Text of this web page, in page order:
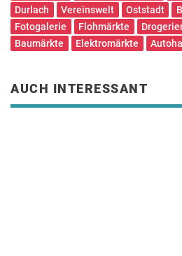
Durlach
Vereinswelt Oststadt
Fotogalerie
Flohmärkte
Baumärkte
Elektromärkte
AUCH INTERESSANT